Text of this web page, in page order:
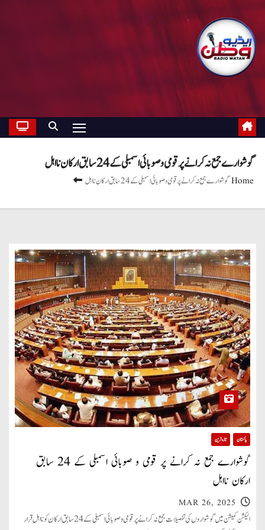
گوشوارے جمع نہ کرانے پر قومی و صوبائی اسمبلی کے 24 سابق ارکان نااہل
Homeگوشوارے جمع نہ کرانے پر قومی و صوبائی اسمبلی کے 24 سابق ارکان نااہل
پاکستان تازہ ترین
گوشوارے جمع نہ کرانے پر قومی و صوبائی اسمبلی کے 24 سابق
ارکان نااہل
MAR 26, 2025
الیکشن کمیشن میں گوشواروں کی تفصیلات جمع نہ کرانے پر قومی و صوبائی اسمبلی کے 24 سابق ارکان کو نااہل قرار